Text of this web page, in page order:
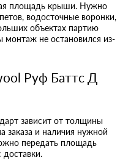
площадь крыши. Нужно
водосточные воронки,
объектах партию
монтаж не остановился из-
Руф Баттс Д
зависит от толщины
заказа и наличия нужной
передать площадь